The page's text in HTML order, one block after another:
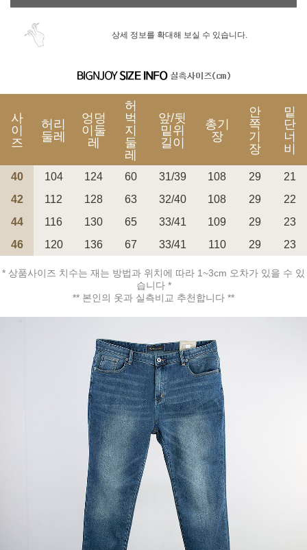
상세 정보를 확대해 보실 수 있습니다.
사
이
즈
허리
둘레
엉덩
이둘
레
허
벅
지
둘
레
앞/뒷
밑위
길이
총기
장
안
쪽
기
장
밑
단
너
비
40 104 124 60 31/39 108 29
21
42
112 128 63 32/40 108 29
22
44
116 130 65 33/41 109 29
23
46
120 136 67 33/41 110 29 23
* 상품사이즈 치수는 재는 방법과 위치에 따라 1~3cm 오차가 있을 수 있
습니다 *
** 본인의 옷과 실측비교 추천합니다 **